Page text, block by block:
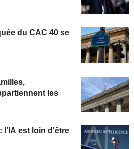
du CAC 40 se
les
l'IA est loin d'être